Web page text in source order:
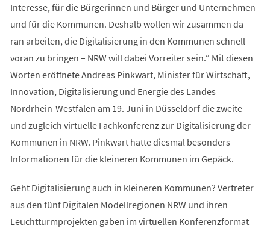
Interesse, für die Bürgerinnen und Bürger und Unternehmen
und für die Kommunen. Deshalb wollen wir zusammen da-
ran arbeiten, die Digitalisierung in den Kommunen schnell
voran zu bringen – NRW will dabei Vorreiter sein.“ Mit diesen
Worten eröffnete Andreas Pinkwart, Minister für Wirtschaft,
Innovation, Digitalisierung und Energie des Landes
Nordrhein-Westfalen am 19. Juni in Düsseldorf die zweite
und zugleich virtuelle Fachkonferenz zur Digitalisierung der
Kommunen in NRW. Pinkwart hatte diesmal besonders
Informationen für die kleineren Kommunen im Gepäck.
Geht Digitalisierung auch in kleineren Kommunen? Vertreter
aus den fünf Digitalen Modellregionen NRW und ihren
Leuchtturmprojekten gaben im virtuellen Konferenzformat